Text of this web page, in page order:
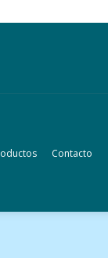
Contacto